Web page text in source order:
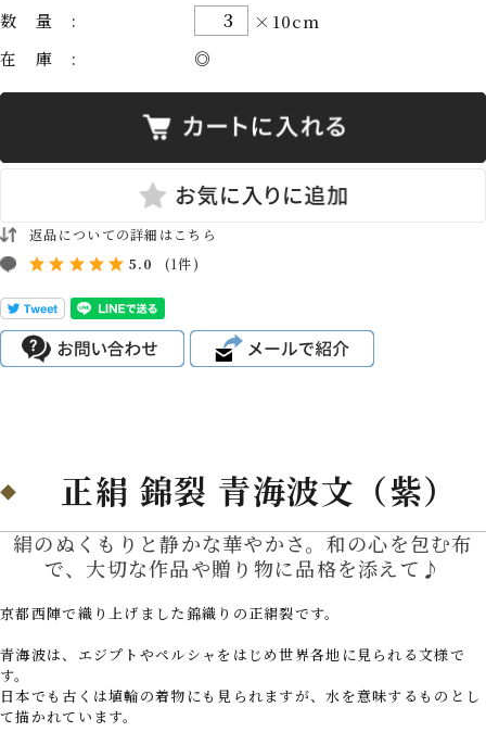
数量:
×10cm
在庫:
◎
返品についての詳細はこちら
5.0
(1件)
正絹 錦裂 青海波文（紫）
絹のぬくもりと静かな華やかさ。和の心を包む布
で、大切な作品や贈り物に品格を添えて♪
京都西陣で織り上げました錦織りの正絹裂です。
青海波は、エジプトやペルシャをはじめ世界各地に見られる文様で
す。
日本でも古くは埴輪の着物にも見られますが、水を意味するものとし
て描かれています。